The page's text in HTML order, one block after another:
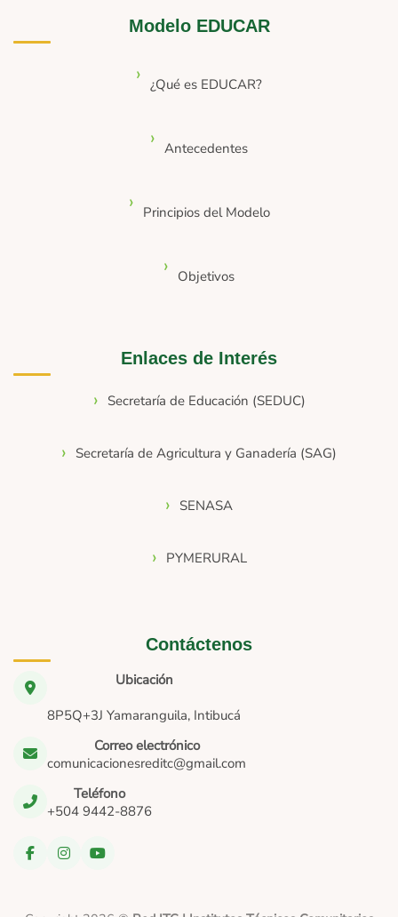
Modelo EDUCAR
¿Qué es EDUCAR?
Antecedentes
Principios del Modelo
Objetivos
Enlaces de Interés
Secretaría de Educación (SEDUC)
Secretaría de Agricultura y Ganadería (SAG)
SENASA
PYMERURAL
Contáctenos
Ubicación
8P5Q+3J Yamaranguila, Intibucá
Correo electrónico
comunicacionesreditc@gmail.com
Teléfono
+504 9442-8876